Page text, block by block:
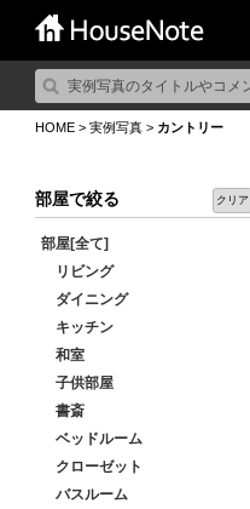
HOME > 実例写真 > カントリー
部屋で絞る クリア
部屋[全て]
リビング
ダイニング
キッチン
和室
子供部屋
書斎
ベッドルーム
クローゼット
バスルーム